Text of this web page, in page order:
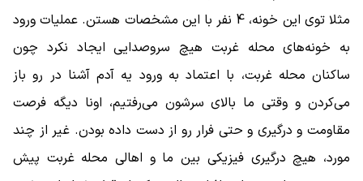
مثلا توی این خونه، 4 نفر با این مشخصات هستن. عملیات ورود
به خونه‌های محله غربت هیچ سروصدایی ایجاد نکرد چون
ساکنان محله غربت، با اعتماد به ورود یه آدم آشنا در رو باز
می‌کردن و وقتی ما بالای سرشون می‌رفتیم، اونا دیگه فرصت
مقاومت و درگیری و حتی فرار رو از دست داده بودن. غیر از چند
مورد، هیچ درگیری فیزیکی بین ما و اهالی محله غربت پیش